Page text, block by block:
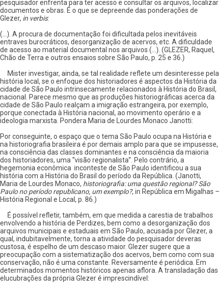
pesquisador enfrenta para ter acesso e consultar os arquivos, localizar
documentos e obras. É o que se depreende das ponderações de
Glezer, in verbis:
(...). A procura de documentação foi dificultada pelos inevitáveis
entraves burocráticos, desorganização de acervos, etc. A dificuldade
de acesso ao material documental nos arquivos (...). (GLEZER, Raquel,
Chão de Terra e outros ensaios sobre São Paulo, p. 25 e 36.)
Mister investigar, ainda, se tal realidade reflete um desinteresse pela
história local, se o enfoque dos historiadores é aspectos da História da
cidade de São Paulo intrinsecamente relacionados à História do Brasil,
nacional. Parece mesmo que as produções historiográficas acerca da
cidade de São Paulo realçam a imigração estrangeira, por exemplo,
porque conectada à História nacional, ao movimento operário e a
ideologia marxista. Pondera Maria de Lourdes Monaco Janotti:
Por conseguinte, o espaço que o tema São Paulo ocupa na História e
na historiografia brasileira é por demais amplo para que se impusesse,
na consciência das classes dominantes e na consciência da maioria
dos historiadores, uma “visão regionalista”. Pelo contrário, a
hegemonia econômica inconteste de São Paulo identificou a sua
história com a História do Brasil do período da República. (Janotti,
Maria de Lourdes Monaco, historiografia: uma questão regional? São
Paulo no período republicano, um exemplo?, in República em Migalhas –
História Regional e Local, p. 86.)
É possível refletir, também, em que medida a carestia de trabalhos
envolvendo a história de Perdizes, bem como a desorganização dos
arquivos municipais e estaduais em São Paulo, acusada por Glezer, a
qual, indubitavelmente, torna a atividade do pesquisador deveras
custosa, é espelho de um descaso maior. Glezer sugere que a
preocupação com a sistematização dos acervos, bem como com sua
conservação, não é uma constante. Reversamente é periódica. Em
determinados momentos históricos apenas aflora. A transladação das
elucubrações da própria Glezer é imprescindível: